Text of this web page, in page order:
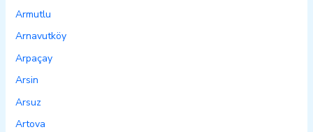
Armutlu
Arnavutköy
Arpaçay
Arsin
Arsuz
Artova